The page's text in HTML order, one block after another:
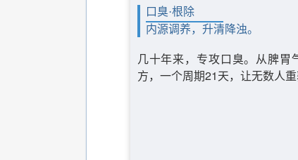
口臭·根除
内源调养，升清降浊。
几十年来，专攻口臭。从脾
方，一个周期21天，让无数人重